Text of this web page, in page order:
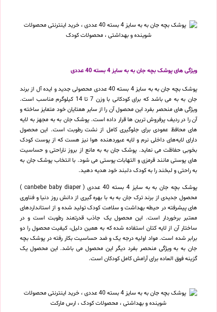
ویژگی های پوشک بچه جان به به سایز 4 بسته 40 عددی
پوشک بچه جان به به سایز 4 بسته 40 عددی محصولی جدید و ایده آل از برند
جان به به می باشد که برای کودکانی با وزن 7 تا 14 کیلوگرم مناسب است.
ویژگی های منحصر بفرد این محصول آن را از سایر همتایان خود متمایز ساخته و
آن را در ردیف پرفروش ترین ها قرار داده است. پوشک جان به به مجهز به لایه
های محافظ عمودی برای جلوگیری کامل از نشت رطوبت است. این محصول
دارای لایه‌های داخلی نرم و لایه عبوردهنده هوا نیز هست که از پوست کودک
بخوبی حفاظت می نماید. پوشک جان به به مانع از بروز ناراحتی و حساسیت
های پوستی مانند قرمزی و التهابات پوستی می شود. با انتخاب پوشک جان به
به راحتی و لبخند را به کودک دلبند خود هدیه دهید.
پوشک بچه جان به به سایز 4 بسته 40 عددی ( canbebe baby diaper )
محصول جدیدی از برند ترک جان به به با بهره گیری از دانش روز دنیا و فناوری
های پیشرفته در حیطه بهداشت و سلامت کودک تولید شده و از استانداردهای
معتبر برخوردار است. این محصول یک جاذب قدرتمند رطوبت است و در
ساختار آن از لایه کتان استفاده شده که به همین دلیل، کیفیت محصول را دو
برابر شده است. مواد اولیه درجه یک و ضد حساسیت بکار رفته در پوشک بچه
جان به به ویژگی منحصر بفرد دیگر این محصول می باشد. این محصول یک
گزینه فوق العاده برای آرامش کامل کودکان است.